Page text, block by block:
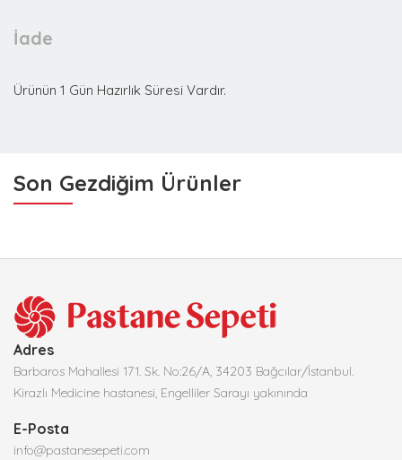
İade
Ürünün 1 Gün Hazırlık Süresi Vardır.
Son Gezdiğim Ürünler
Adres
Barbaros Mahallesi 171. Sk. No:26/A, 34203 Bağcılar/İstanbul.
Kirazlı Medicine hastanesi, Engelliler Sarayı yakınında
E-Posta
info@pastanesepeti.com